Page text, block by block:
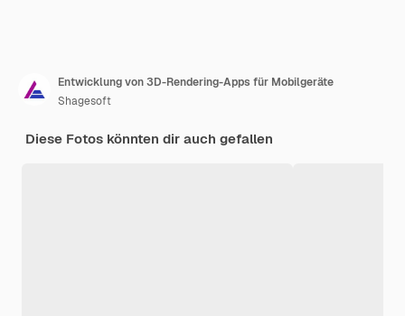
Entwicklung von 3D-Rendering-Apps für Mobilgeräte
Shagesoft
Diese Fotos könnten dir auch gefallen